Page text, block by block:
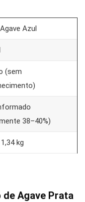
Azul
(sem
38–40%)
kg
Agave Prata